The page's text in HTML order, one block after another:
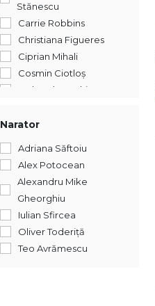
Stănescu
Carrie Robbins
Christiana Figueres
Ciprian Mihali
Cosmin Ciotloș
Deborah Hopkinson
Ella Morton
Jim O’Connor
Narator
Adriana Săftoiu
Alex Potocean
Alexandru Mike
Gheorghiu
Iulian Sfircea
Oliver Toderiță
Teo Avrămescu